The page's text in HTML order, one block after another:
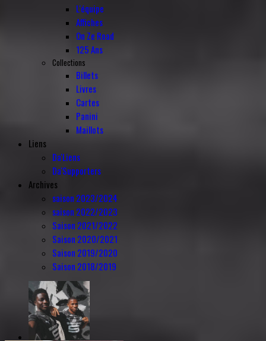
L'équipe
Affiches
On Ze Road
125 Ans
Collections
Billets
Livres
Cartes
Panini
Maillots
Liens
Da'Liens
Da'Supporters
Archives
saison 2023/2024
saison 2022/2023
Saison 2021/2022
Saison 2020/2021
Saison 2019/2020
Saison 2018/2019